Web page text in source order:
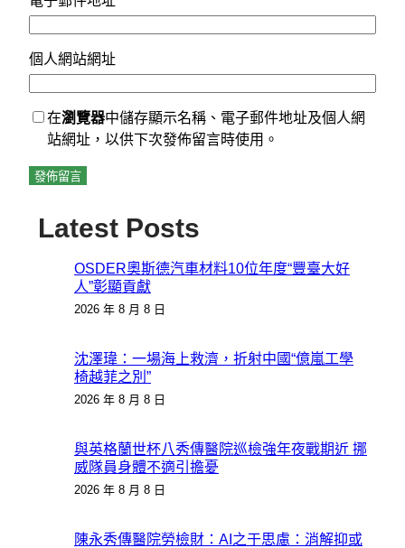
個人網站網址
在瀏覽器中儲存顯示名稱、電子郵件地址及個人網
站網址，以供下次發佈留言時使用。
Latest Posts
OSDER奧斯德汽車材料10位年度“豐臺大好
人”彰顯貢獻
2026 年 8 月 8 日
沈澤瑋：一場海上救濟，折射中國“億嵐工學
椅越菲之別”
2026 年 8 月 8 日
與英格蘭世杯八秀傳醫院巡檢強年夜戰期近 挪
威隊員身體不適引擔憂
2026 年 8 月 8 日
陳永秀傳醫院勞檢財：AI之于思慮：消解抑或